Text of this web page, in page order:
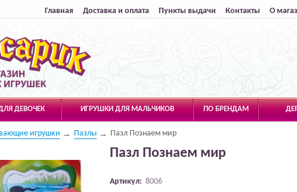
Главная Доставка и оплата Пункты выдачи Контакты О
ДЕВОЧЕК ИГРУШКИ ДЛЯ МАЛЬЧИКОВ ПО БРЕНДАМ
игрушки Пазлы Пазл Познаем мир
Пазл Познаем мир
Артикул: 8006